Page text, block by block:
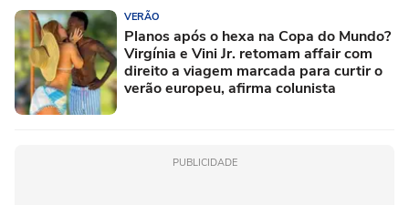
VERÃO
Planos após o hexa na Copa do Mundo?
Virgínia e Vini Jr. retomam affair com
direito a viagem marcada para curtir o
verão europeu, afirma colunista
PUBLICIDADE